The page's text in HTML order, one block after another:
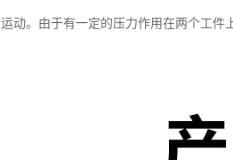
运动。由于有一定的压力作用在两个工件